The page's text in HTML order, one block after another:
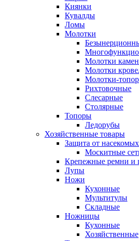
Киянки
Кувалды
Ломы
Молотки
Молотки
Молотки
Молотки-
Рихтовочные
Слесарные
Столярные
Топоры
Ледорубы
Хозяйственные товары
Защита от
Москитные
Крепежные ремни и
Лупы
Ножи
Кухонные
Мультитулы
Складные
Ножницы
Кухонные
Хозяйственные